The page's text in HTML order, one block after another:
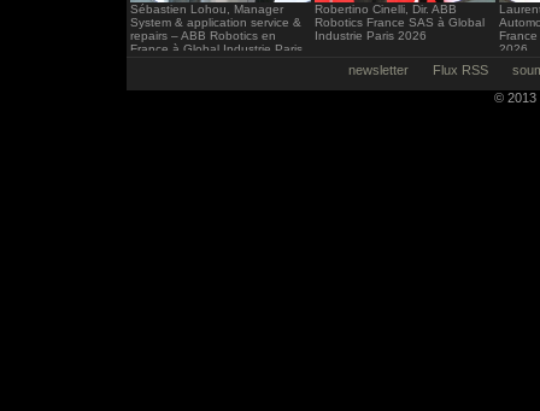
Sébastien Lohou, Manager
System & application service &
repairs – ABB Robotics en
France à Global Industrie Paris
Robertino Cinelli, Dir. ABB
Robotics France SAS à Global
Industrie Paris 2026
2026
newsletter Flux RSS
© 2013